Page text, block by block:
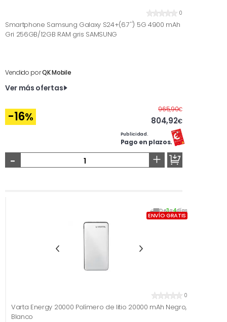
0
Smartphone Samsung Galaxy S24+(6.7'') 5G 4900 mAh
Gri 256GB/12GB RAM gris SAMSUNG
Vendido porQK Mobile
Ver más ofertas
-16%
965,90€Antes
804,92€
Publicidad.
Pago en plazos.
- +
De3a4días
ENVÍO GRATIS
0
Varta Energy 20000 Polímero de litio 20000 mAh Negro,
Blanco